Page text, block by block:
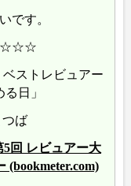
です。
ストレビュアー
日」
ば
回 レビュアー大
(bookmeter.com)